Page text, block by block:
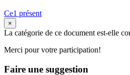
Ce1 présent
×
La catégorie de ce document est-elle
Merci pour votre participation!
Faire une suggestion